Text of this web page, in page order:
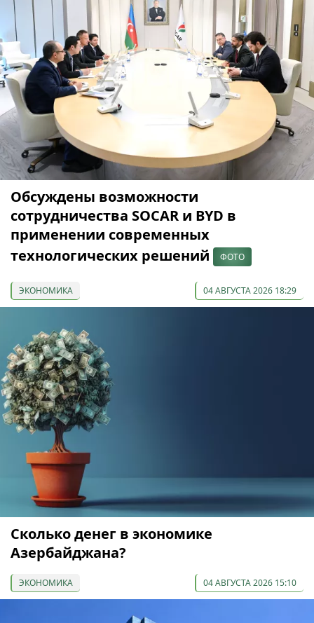
Обсуждены возможности
сотрудничества SOCAR и BYD в
применении современных
технологических решений
ФОТО
ЭКОНОМИКА 04 АВГУСТА 2026 18:29
Сколько денег в экономике
Азербайджана?
ЭКОНОМИКА 04 АВГУСТА 2026 15:10